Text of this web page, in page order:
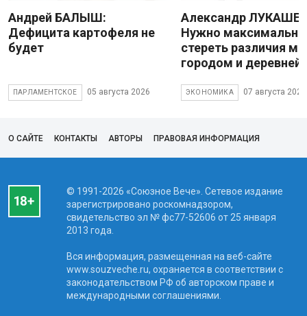
Андрей БАЛЫШ:
Дефицита картофеля не
будет
ПАРЛАМЕНТСКОЕ 05 августа 2026
Александр
Нужно максимально
стереть различия
городом и деревней
ЭКОНОМИКА 07 августа 2026
О САЙТЕ КОНТАКТЫ АВТОРЫ ПРАВОВАЯ ИНФОРМАЦИЯ
© 1991-2026 «Союзное Вече». Сетевое издание
зарегистрировано роскомнадзором,
свидетельство эл № фc77-52606 от 25 января
2013 года.
Вся информация, размещенная на веб-сайте
www.souzveche.ru, охраняется в соответствии с
законодательством РФ об авторском праве и
международными соглашениями.